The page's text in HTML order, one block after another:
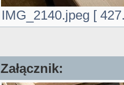
IMG_2140.jpeg [
Załącznik: